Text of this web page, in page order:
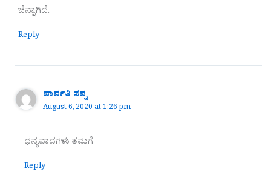
ಚೆನ್ನಾಗಿದೆ.
Reply
ಪಾರ್ವತಿ ಸಪ್ನ
August 6, 2020 at 1:26 pm
ಧನ್ಯವಾದಗಳು ತಮಗೆ
Reply